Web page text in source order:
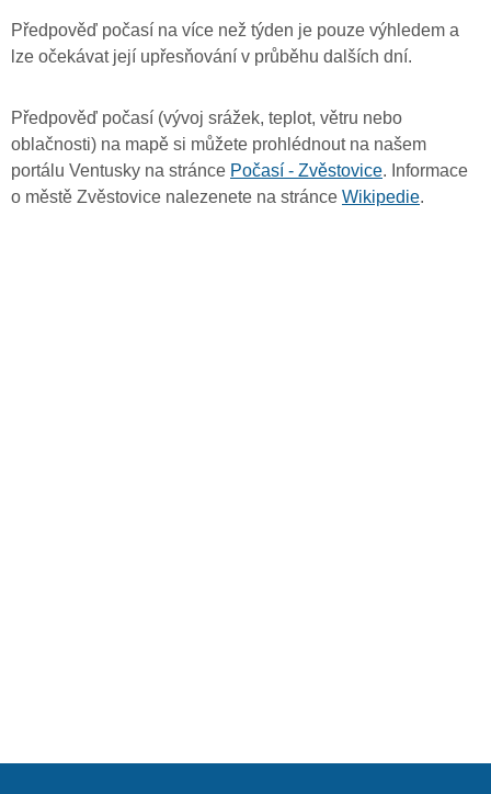
Předpověď počasí na více než týden je pouze výhledem a
lze očekávat její upřesňování v průběhu dalších dní.
Předpověď počasí (vývoj srážek, teplot, větru nebo
oblačnosti) na mapě si můžete prohlédnout na našem
portálu Ventusky na stránce Počasí - Zvěstovice. Informace
o městě Zvěstovice nalezenete na stránce Wikipedie.